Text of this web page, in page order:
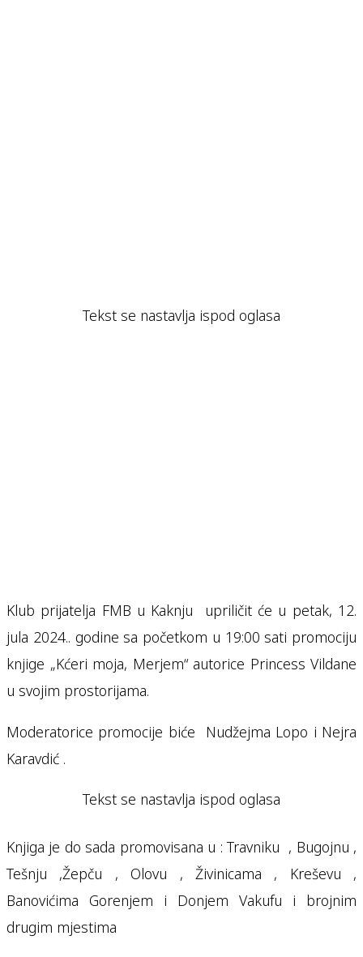
Tekst se nastavlja ispod oglasa
Klub prijatelja FMB u Kaknju upriličit će u petak, 12.
jula 2024.. godine sa početkom u 19:00 sati promociju
knjige „Kćeri moja, Merjem“ autorice Princess Vildane
u svojim prostorijama.
Moderatorice promocije biće Nudžejma Lopo i Nejra
Karavdić .
Tekst se nastavlja ispod oglasa
Knjiga je do sada promovisana u : Travniku , Bugojnu ,
Tešnju ,Žepču , Olovu , Živinicama , Kreševu ,
Banovićima Gorenjem i Donjem Vakufu i brojnim
drugim mjestima